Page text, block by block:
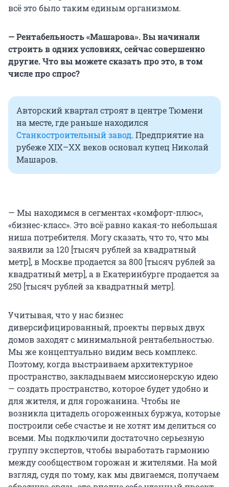
всё это было таким единым организмом.
— Рентабельность «Машарова». Вы начинали
строить в одних условиях, сейчас совершенно
другие. Что вы можете сказать про это, в том
числе про спрос?
Авторский квартал строят в центре Тюмени
на месте, где раньше находился
Станкостроительный завод. Предприятие на
рубеже ХIХ–ХХ веков основал купец Николай
Машаров.
— Мы находимся в сегментах «комфорт-плюс»,
«бизнес-класс». Это всё равно какая-то небольшая
ниша потребителя. Могу сказать, что то, что мы
заявили за 120 [тысяч рублей за квадратный
метр], в Москве продается за 800 [тысяч рублей за
квадратный метр], а в Екатеринбурге продается за
250 [тысяч рублей за квадратный метр].
Учитывая, что у нас бизнес
диверсифицированный, проекты первых двух
домов заходят с минимальной рентабельностью.
Мы же концептуально видим весь комплекс.
Поэтому, когда выстраиваем архитектурное
пространство, закладываем миссионерскую идею
— создать пространство, которое будет удобно и
для жителя, и для горожанина. Чтобы не
возникла цитадель огороженных буржуа, которые
построили себе счастье и не хотят им делиться со
всеми. Мы подключили достаточно серьезную
группу экспертов, чтобы выработать гармонию
между сообществом горожан и жителями. На мой
взгляд, судя по тому, как мы двигаемся, получаем